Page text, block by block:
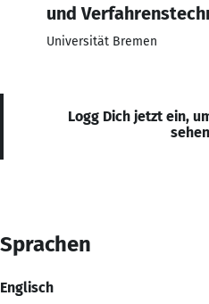
und
Universität Bremen
Logg Dich jetzt ein,
Sprachen
Englisch